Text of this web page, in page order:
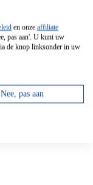
en onze affiliate
pas aan'. U kunt uw
de knop linksonder in uw
Nee, pas aan